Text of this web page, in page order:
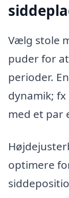
Vælg stole
puder for
perioder.
dynamik;
med et par
optimere